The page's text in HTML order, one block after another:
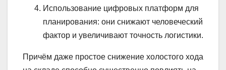
Использование цифровых платформ для
планирования: они снижают человеческий
фактор и увеличивают точность логистики.
Причём даже простое снижение холостого хода